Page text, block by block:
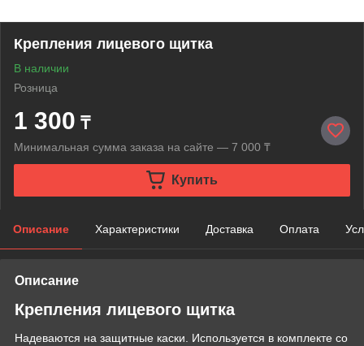
Крепления лицевого щитка
В наличии
Розница
1 300 ₸
Минимальная сумма заказа на сайте — 7 000 ₸
Купить
Описание Характеристики Доставка Оплата
Описание
Крепления лицевого щитка
Надеваются на защитные каски. Используется в комплекте со